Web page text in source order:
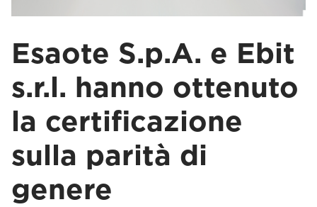
Esaote S.p.A. e Ebit
s.r.l. hanno ottenuto
la certificazione
sulla parità di
genere